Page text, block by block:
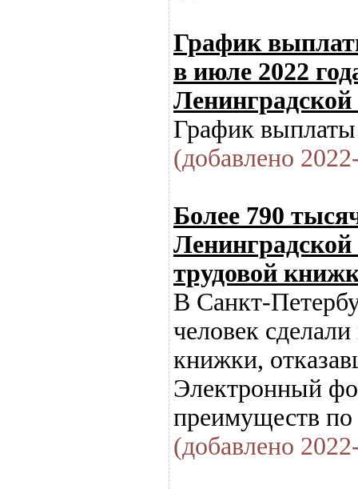
График
в июле 2022
Ленинградской
График
(добавлено
Более 790
трудовой
В Санкт-
человек
книжки,
Электронный
преимуществ
(добавлено